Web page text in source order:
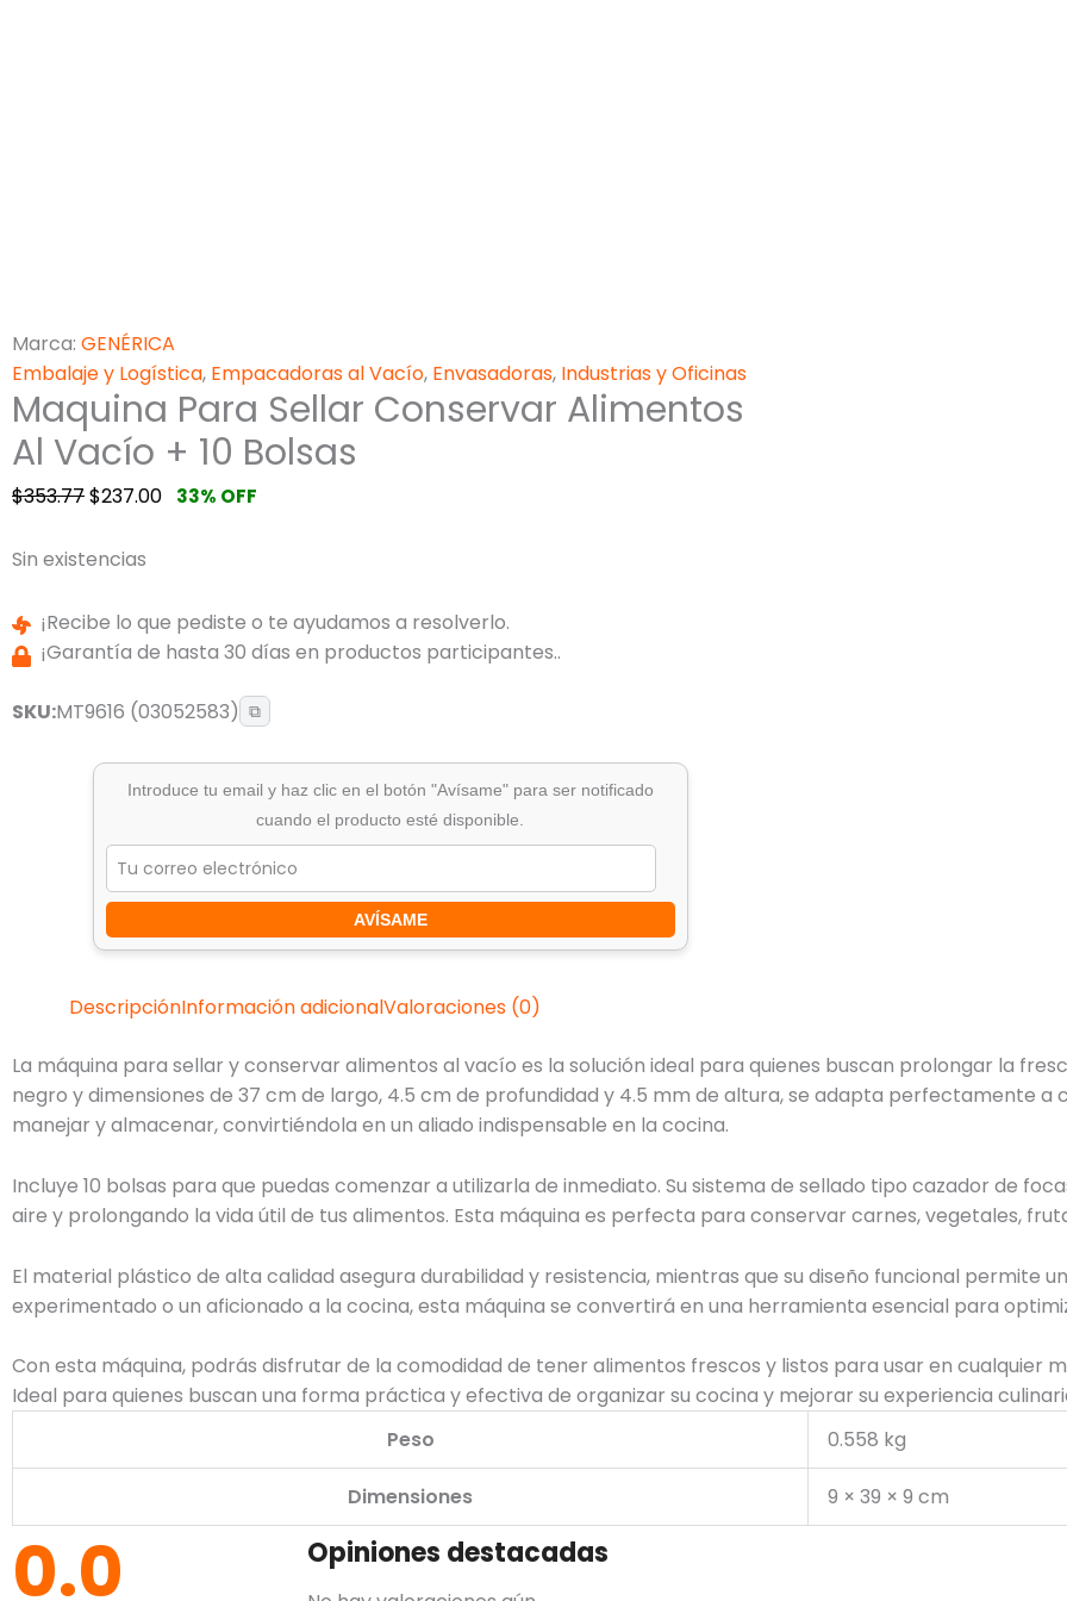
Marca: GENÉRICA
Embalaje y Logística, Empacadoras al Vacío, Envasadoras, Industrias y Oficinas
Maquina Para Sellar Conservar Alimentos
Al Vacío + 10 Bolsas
$353.77$237.00 33% OFF
Sin existencias
¡Recibe lo que pediste o te ayudamos a resolverlo.
¡Garantía de hasta 30 días en productos participantes..
SKU:MT9616 (03052583) ⧉
Introduce tu email y haz clic en el botón "Avísame" para ser notificado
cuando el producto esté disponible.
AVÍSAME
DescripciónInformación adicionalValoraciones (0)
La máquina para sellar y conservar alimentos al vacío es la solución ideal para quienes buscan prolongar la
negro y dimensiones de 37 cm de largo, 4.5 cm de profundidad y 4.5 mm de altura, se adapta perfectamente a
manejar y almacenar, convirtiéndola en un aliado indispensable en la cocina.
Incluye 10 bolsas para que puedas comenzar a utilizarla de inmediato. Su sistema de sellado tipo cazador de
aire y prolongando la vida útil de tus alimentos. Esta máquina es perfecta para conservar carnes, vegetales,
El material plástico de alta calidad asegura durabilidad y resistencia, mientras que su diseño funcional permite
experimentado o un aficionado a la cocina, esta máquina se convertirá en una herramienta esencial para
Con esta máquina, podrás disfrutar de la comodidad de tener alimentos frescos y listos para usar en cualquier
Ideal para quienes buscan una forma práctica y efectiva de organizar su cocina y mejorar su experiencia
Peso
0.558 kg
Dimensiones 9 × 39 × 9 cm
0.0 Opiniones destacadas